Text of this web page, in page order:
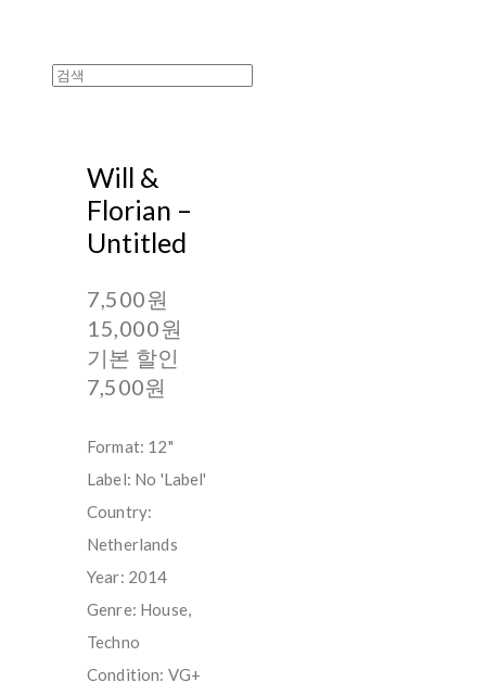
Will &
Florian ‎–
Untitled
7,500원
15,000원
기본 할인
7,500원
Format: 12"
Label: No 'Label'
Country:
Netherlands
Year: 2014
Genre: House,
Techno
Condition: VG+